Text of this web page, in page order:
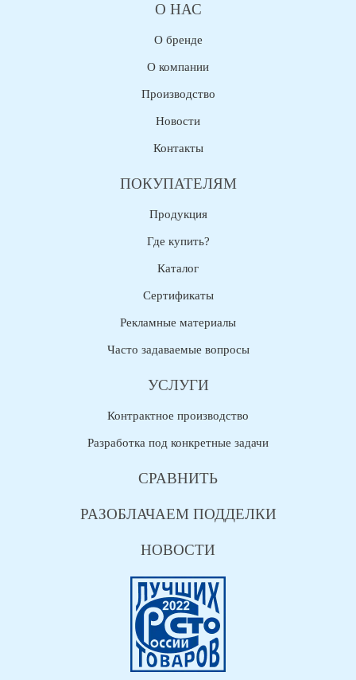
О НАС
О бренде
О компании
Производство
Новости
Контакты
ПОКУПАТЕЛЯМ
Продукция
Где купить?
Каталог
Сертификаты
Рекламные материалы
Часто задаваемые вопросы
УСЛУГИ
Контрактное производство
Разработка под конкретные задачи
СРАВНИТЬ
РАЗОБЛАЧАЕМ ПОДДЕЛКИ
НОВОСТИ